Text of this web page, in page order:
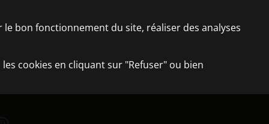
bon fonctionnement du site, réaliser des analyses
cookies en cliquant sur "Refuser" ou bien